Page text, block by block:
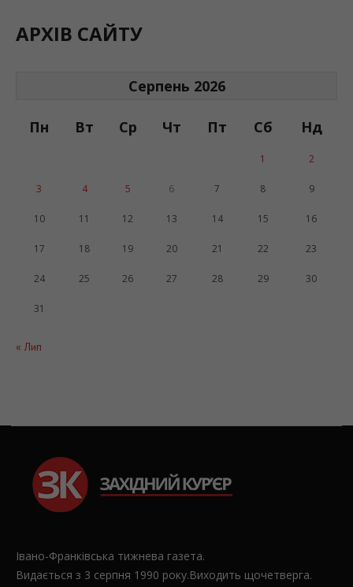
АРХІВ САЙТУ
Серпень 2026
Пн Вт Ср Чт Пт Сб Нд
« Лип
1 2
3 4 5 6 7 8 9
10 11 12 13 14 15 16
17 18 19 20 21 22 23
24 25 26 27 28 29 30
31
Івано-Франківська тижнева газета.
Видається з 3 серпня 1990 року.Виходить щочетверга.